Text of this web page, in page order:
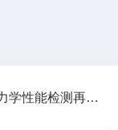
盛林试验机：蜂窝复合材料力学性能检测再添利器